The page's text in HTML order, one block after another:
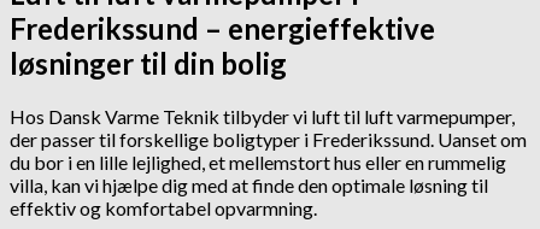
Frederikssund – energieffektive
løsninger til din bolig
Hos Dansk Varme Teknik tilbyder vi luft til luft varmepumper,
der passer til forskellige boligtyper i Frederikssund. Uanset om
du bor i en lille lejlighed, et mellemstort hus eller en rummelig
villa, kan vi hjælpe dig med at finde den optimale løsning til
effektiv og komfortabel opvarmning.